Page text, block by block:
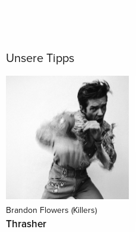
Unsere Tipps
Brandon Flowers (Killers)
Thrasher